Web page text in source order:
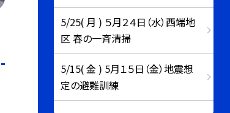
5/25( 月 ) ５月２４日（水）西端地
区 春の一斉清掃
5/15( 金 ) 5月１５日（金）地震想
定の避難訓練